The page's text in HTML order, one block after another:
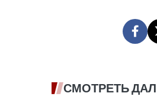
СМОТРЕТЬ